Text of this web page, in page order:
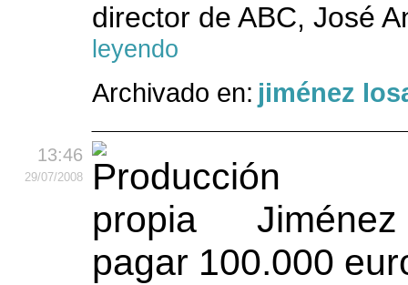
director de ABC, José
leyendo
Archivado en: jiménez
13:46
29/07/2008
Jiménez
pagar 100.000